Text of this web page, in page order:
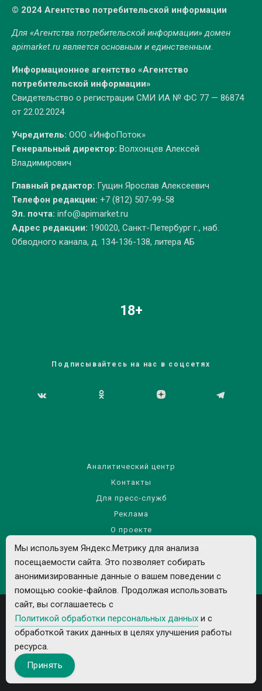
© 2024 Агентство потребительской информации
Для «Агентства потребительской информации» домен
apimarket.ruявляется основным и единственным.
Информационное агентство «Агентство
потребительской информации»
Свидетельство о регистрации СМИ ИА № ФС 77 — 86874
от 22.02.2024
Учредитель: ООО «ИнфоПоток»
Генеральный директор: Волхонцев Алексей
Владимирович
Главный редактор: Гущин Ярослав Алексеевич
Телефон редакции: +7 (812) 507-99-58
Эл. почта: info@apimarket.ru
Адрес редакции: 190020, Санкт-Петербург г., наб.
Обводного канала, д. 134-136-138, литера АБ
18+
Подписывайтесь на нас в соцсетях
Аналитический центр
Контакты
Для пресс-служб
Реклама
О проекте
Правила использования материалов сайта
Политика обработки персональных данных
Все рекламируемые товары и услуги имеют необходимые лицензии и
Мы используем Яндекс.Метрику для анализа
посещаемости сайта. Это позволяет собирать
анонимизированные данные о вашем поведении с
помощью cookie-файлов. Продолжая использовать
сайт, вы соглашаетесь с
Политикой обработки персональных данных и с
обработкой таких данных в целях улучшения работы
ресурса.
Принять